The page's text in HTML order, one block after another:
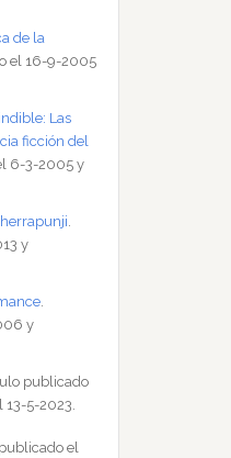
de la
el 16-9-2005
Las
ficción del
6-3-2005 y
.
y
.
y
publicado
5-2023.
el